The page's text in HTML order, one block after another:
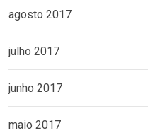
agosto 2017
julho 2017
junho 2017
maio 2017